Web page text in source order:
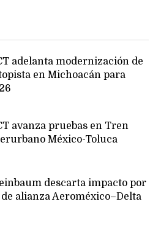
adelanta modernización de
en Michoacán para
avanza pruebas en Tren
México-Toluca
descarta impacto por
alianza Aeroméxico–Delta